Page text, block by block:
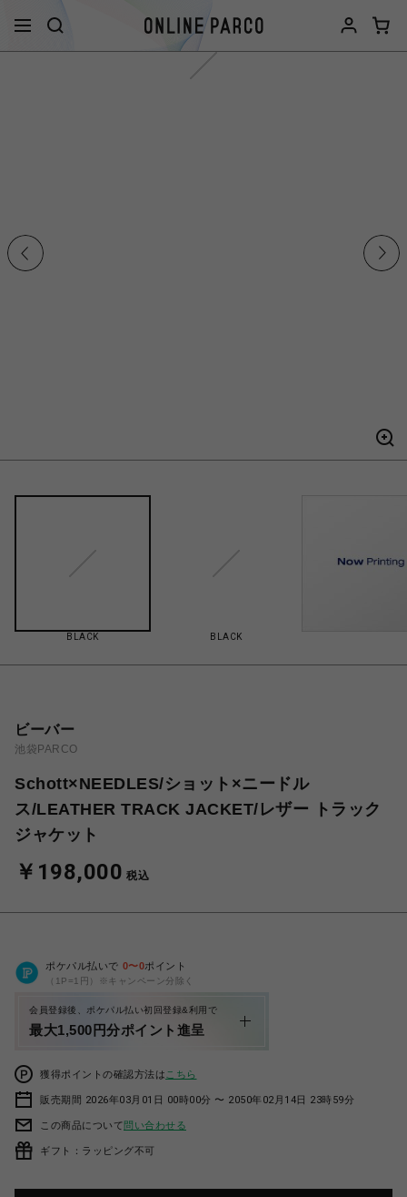
BLACK BLACK
ビーバー
池袋PARCO
Schott×NEEDLES/ショット×ニードル
ス/LEATHER TRACK JACKET/レザー トラック
ジャケット
￥198,000 税込
ポケパル払いで 0〜0ポイント
（1P=1円）※キャンペーン分除く
会員登録後、ポケパル払い初回登録&利用で
最大1,500円分ポイント進呈
獲得ポイントの確認方法は こちら
販売期間 2026年03月01日 00時00分 〜 2050年02月14日 23時59分
この商品について問い合わせる
ギフト：ラッピング不可